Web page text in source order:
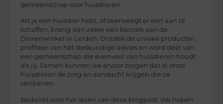
gemeenschap voor huisdieren.
Als je een huisdier hebt, of overweegt er een aan te
schaffen, breng dan zeker een bezoek aan de
Dierenwinkel in Leiden. Ontdek de unieke producten,
profiteer van het deskundige advies en word deel van
een gemeenschap die evenveel van huisdieren houdt
als jij. Samen kunnen we ervoor zorgen dat al onze
huisdieren de zorg en aandacht krijgen die ze
verdienen.
Bedankt voor het lezen van deze blogpost. We hopen